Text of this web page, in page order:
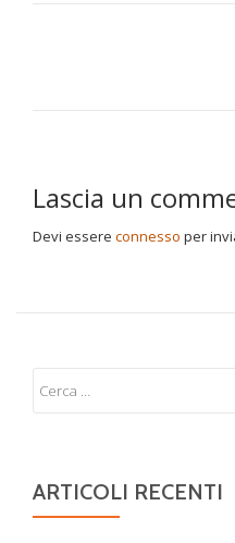
Lascia un
Devi essere connesso per
ARTICOLI RECENTI